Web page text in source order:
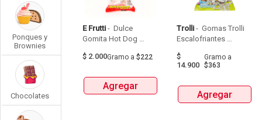
Ponques y
Brownies
Chocolates
E Frutti - Dulce
Gomita Hot Dog
$ 2.000Gramoa $222
Agregar
Trolli - Gomas Trolli
Escalofriantes
Paquetex225G
$
14.900
Gramoa
$363
Agregar